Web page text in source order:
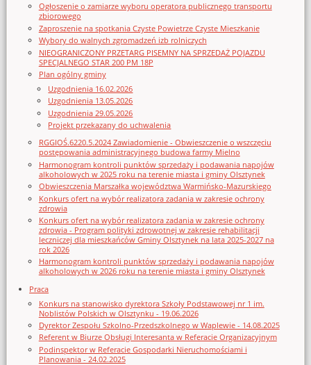
Ogłoszenie o zamiarze wyboru operatora publicznego transportu
zbiorowego
Zaproszenie na spotkania Czyste Powietrze Czyste Mieszkanie
Wybory do walnych zgromadzeń izb rolniczych
NIEOGRANICZONY PRZETARG PISEMNY NA SPRZEDAŻ POJAZDU
SPECJALNEGO STAR 200 PM 18P
Plan ogólny gminy
Uzgodnienia 16.02.2026
Uzgodnienia 13.05.2026
Uzgodnienia 29.05.2026
Projekt przekazany do uchwalenia
RGGIOŚ.6220.5.2024 Zawiadomienie - Obwieszczenie o wszczęciu
postępowania administracyjnego budowa farmy Mielno
Harmonogram kontroli punktów sprzedaży i podawania napojów
alkoholowych w 2025 roku na terenie miasta i gminy Olsztynek
Obwieszczenia Marszałka województwa Warmińsko-Mazurskiego
Konkurs ofert na wybór realizatora zadania w zakresie ochrony
zdrowia
Konkurs ofert na wybór realizatora zadania w zakresie ochrony
zdrowia - Program polityki zdrowotnej w zakresie rehabilitacji
leczniczej dla mieszkańców Gminy Olsztynek na lata 2025-2027 na
rok 2026
Harmonogram kontroli punktów sprzedaży i podawania napojów
alkoholowych w 2026 roku na terenie miasta i gminy Olsztynek
Praca
Konkurs na stanowisko dyrektora Szkoły Podstawowej nr 1 im.
Noblistów Polskich w Olsztynku - 19.06.2026
Dyrektor Zespołu Szkolno-Przedszkolnego w Waplewie - 14.08.2025
Referent w Biurze Obsługi Interesanta w Referacie Organizacyjnym
Podinspektor w Referacie Gospodarki Nieruchomościami i
Planowania - 24.02.2025